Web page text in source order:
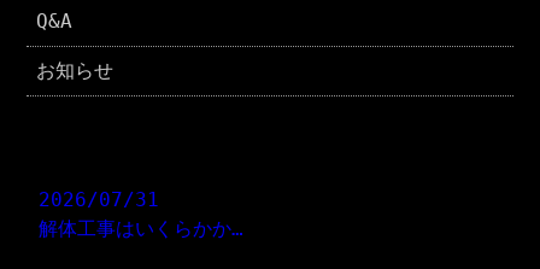
Q&A
お知らせ
2026/07/31
解体工事はいくらかか…